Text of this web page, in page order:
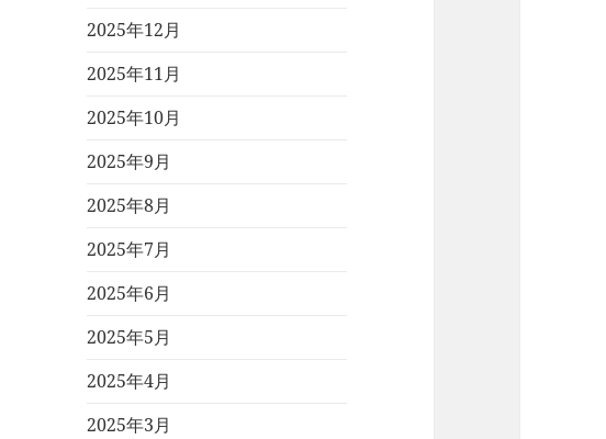
2025年12月
2025年11月
2025年10月
2025年9月
2025年8月
2025年7月
2025年6月
2025年5月
2025年4月
2025年3月